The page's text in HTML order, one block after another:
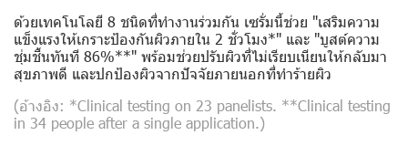
ด้วยเทคโนโลยี 8 ชนิดที่ทำงานร่วมกัน เซรั่มนี้ช่วย "เสริมความ
แข็งแรงให้เกราะป้องกันผิวภายใน 2 ชั่วโมง*" และ "บูสต์ความ
ชุ่มชื้นทันที 86%**" พร้อมช่วยปรับผิวที่ไม่เรียบเนียนให้กลับมา
สุขภาพดี และปกป้องผิวจากปัจจัยภายนอกที่ทำร้ายผิว
(อ้างอิง: *Clinical testing on 23 panelists. **Clinical testing
in 34 people after a single application.)